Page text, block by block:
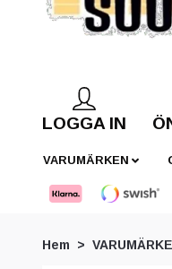
LOGGA IN
VARUMÄRKEN
Hem